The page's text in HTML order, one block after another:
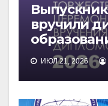
вручили
ИЮЛ 21, 2026